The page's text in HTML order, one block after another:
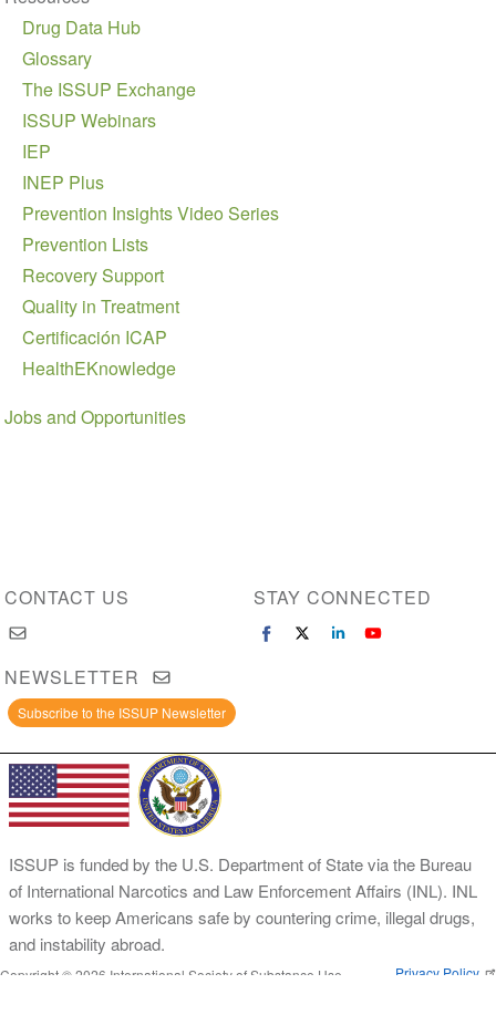
Drug Data Hub
Glossary
The ISSUP Exchange
ISSUP Webinars
IEP
INEP Plus
Prevention Insights Video Series
Prevention Lists
Recovery Support
Quality in Treatment
Certificación ICAP
HealthEKnowledge
Jobs and Opportunities
CONTACT US STAY CONNECTED
NEWSLETTER
Subscribe to the ISSUP Newsletter
ISSUP is funded by the U.S. Department of State via the Bureau
of International Narcotics and Law Enforcement Affairs (INL). INL
works to keep Americans safe by countering crime, illegal drugs,
and instability abroad.
Copyright © 2026 International Society of Substance Use
Privacy Policy